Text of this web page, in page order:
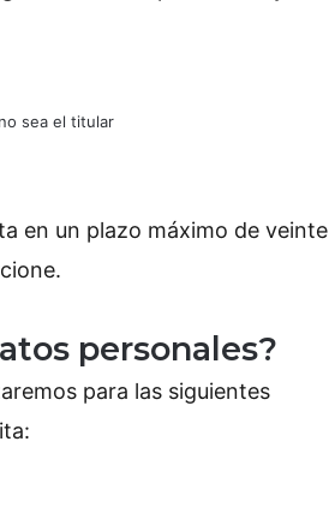
sea el titular
en un plazo máximo de veinte
personales?
para las siguientes